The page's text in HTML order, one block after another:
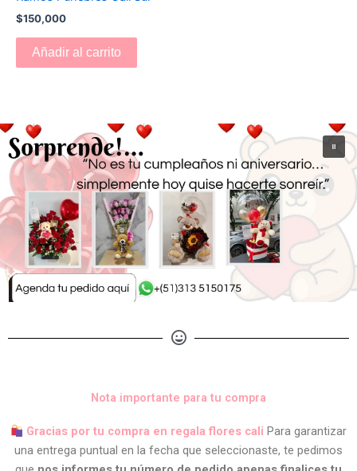
$150,000
Añadir al carrito
Nota importante para tu compra
Gracias por tu compra en regala flores caliPara garantizar
una entrega puntual en la fecha que seleccionaste, te pedimos